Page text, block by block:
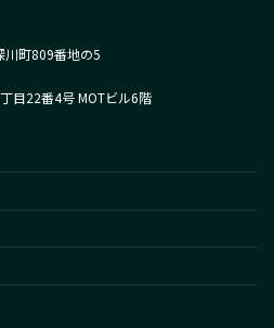
町809番地の5
目22番4号 MOTビル6階